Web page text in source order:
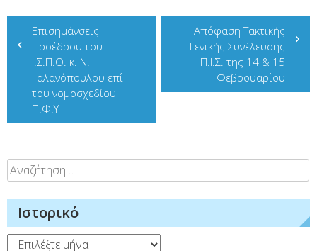
Πλοήγηση
άρθρων
Επισημάνσεις
Προέδρου του
Ι.Σ.Π.Ο. κ. Ν.
Γαλανόπουλου επί
του νομοσχεδίου
Π.Φ.Υ
Απόφαση Τακτικής
Γενικής Συνέλευσης
Π.Ι.Σ. της 14 & 15
Φεβρουαρίου
Αναζήτηση
για:
Ιστορικό
Ιστορικό